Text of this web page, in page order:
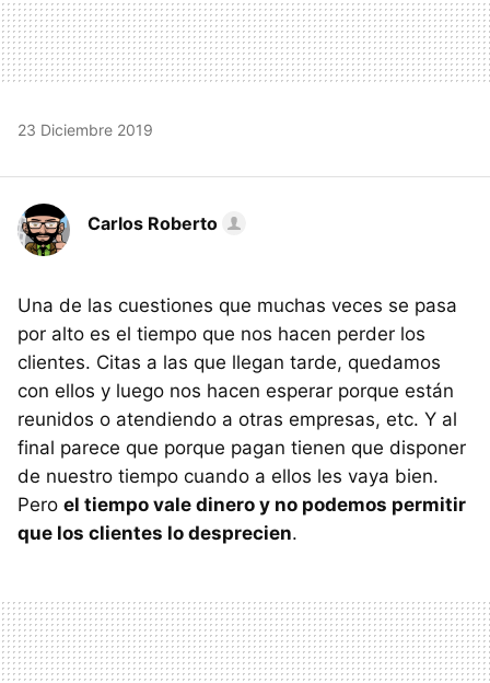
23 Diciembre 2019
Carlos Roberto
Una de las cuestiones que muchas veces se pasa
por alto es el tiempo que nos hacen perder los
clientes. Citas a las que llegan tarde, quedamos
con ellos y luego nos hacen esperar porque están
reunidos o atendiendo a otras empresas, etc. Y al
final parece que porque pagan tienen que disponer
de nuestro tiempo cuando a ellos les vaya bien.
Pero el tiempo vale dinero y no podemos permitir
que los clientes lo desprecien.